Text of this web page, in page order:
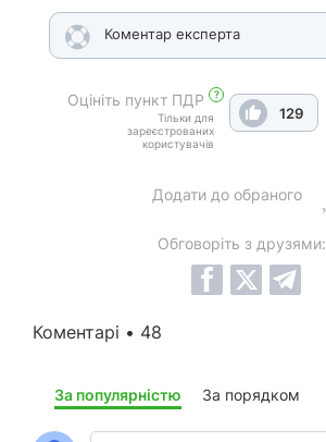
Коментар експерта
Оцініть пункт ПДР ?
Тільки для
зареєстрованих
користувачів
129
Додати до обраного
Обговоріть з друзями:
Коментарі • 48
За популярністю За порядком